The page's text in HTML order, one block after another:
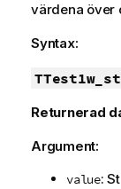
värdena över
Syntax:
Returnerad
Argument:
value: